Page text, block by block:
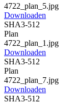
4722_plan_5.jpg
Downloaden
SHA3-512
Plan
4722_plan_1.jpg
Downloaden
SHA3-512
Plan
4722_plan_7.jpg
Downloaden
SHA3-512